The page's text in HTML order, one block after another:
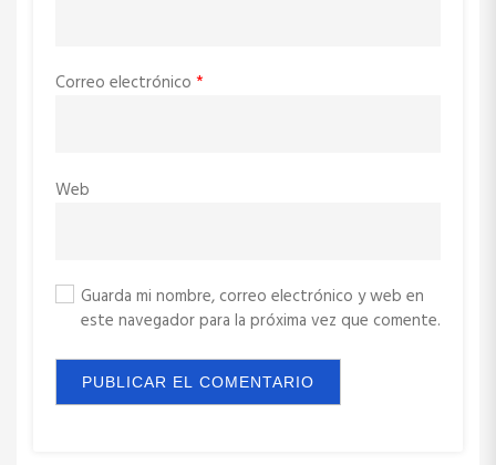
Correo electrónico *
Web
Guarda mi nombre, correo electrónico y web en
este navegador para la próxima vez que comente.